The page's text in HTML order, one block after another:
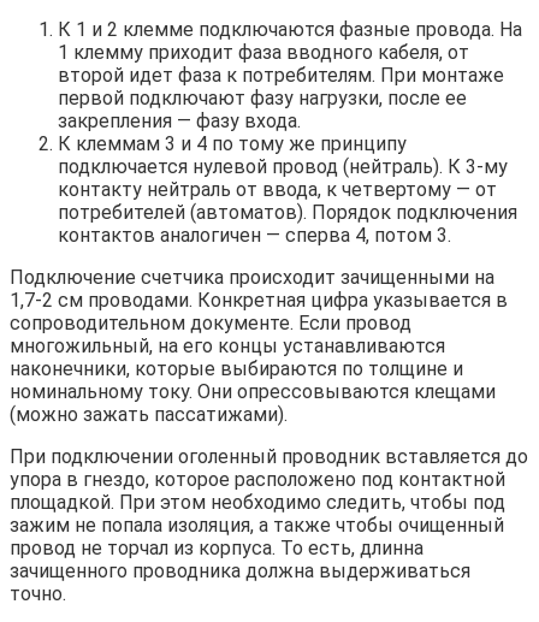
К 1 и 2 клемме подключаются фазные провода. На
1 клемму приходит фаза вводного кабеля, от
второй идет фаза к потребителям. При монтаже
первой подключают фазу нагрузки, после ее
закрепления — фазу входа.
К клеммам 3 и 4 по тому же принципу
подключается нулевой провод (нейтраль). К 3-му
контакту нейтраль от ввода, к четвертому — от
потребителей (автоматов). Порядок подключения
контактов аналогичен — сперва 4, потом 3.
Подключение счетчика происходит зачищенными на
1,7-2 см проводами. Конкретная цифра указывается в
сопроводительном документе. Если провод
многожильный, на его концы устанавливаются
наконечники, которые выбираются по толщине и
номинальному току. Они опрессовываются клещами
(можно зажать пассатижами).
При подключении оголенный проводник вставляется до
упора в гнездо, которое расположено под контактной
площадкой. При этом необходимо следить, чтобы под
зажим не попала изоляция, а также чтобы очищенный
провод не торчал из корпуса. То есть, длинна
зачищенного проводника должна выдерживаться
точно.